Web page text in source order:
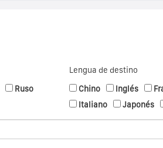
Ruso
Lengua de destino
Chino
Inglés
Italiano
Japonés